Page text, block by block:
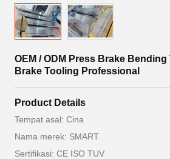
OEM / ODM Press Brake
Brake Tooling Professional
Product Details
Tempat asal: Cina
Nama merek: SMART
Sertifikasi: CE ISO TUV